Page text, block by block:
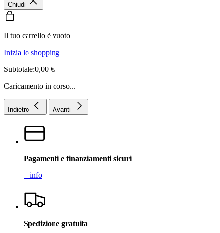
Chiudi
Il tuo carrello è vuoto
Inizia lo shopping
Subtotale:0,00 €
Caricamento in corso...
Indietro Avanti
Pagamenti e finanziamenti sicuri
+ info
Spedizione gratuita